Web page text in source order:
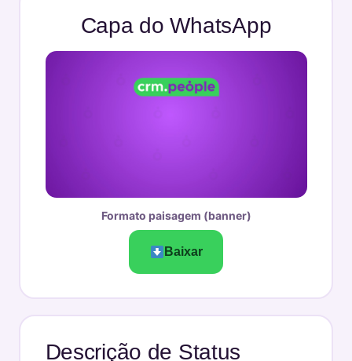
Capa do WhatsApp
Formato paisagem (banner)
Baixar
Descrição de Status